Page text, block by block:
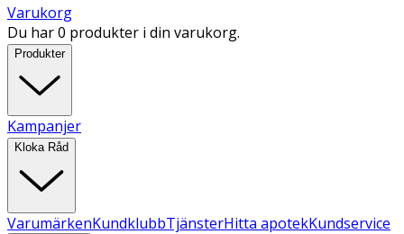
Varukorg
Du har 0 produkter i din varukorg.
Produkter
Kampanjer
Kloka Råd
VarumärkenKundklubbTjänsterHitta apotekKundservice